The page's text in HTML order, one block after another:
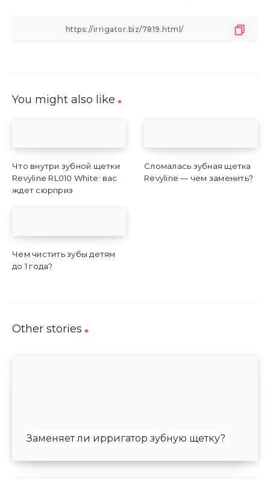
You might also like
Что внутри зубной щетки
Revyline RL010 White: вас
ждет сюрприз
Сломалась зубная щетка
Revyline — чем заменить?
Чем чистить зубы детям
до 1 года?
Other stories
Заменяет ли ирригатор зубную щетку?